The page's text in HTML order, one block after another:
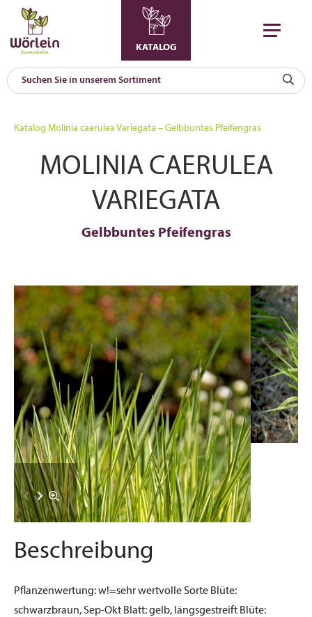
KATALOG
Katalog Molinia caerulea Variegata – Gelbbuntes Pfeifengras
MOLINIA CAERULEA
VARIEGATA
Gelbbuntes Pfeifengras
Beschreibung
Pflanzenwertung:w!=sehr wertvolle Sorte Blüte:
schwarzbraun, Sep-Okt Blatt:gelb, längsgestreift Blüte: